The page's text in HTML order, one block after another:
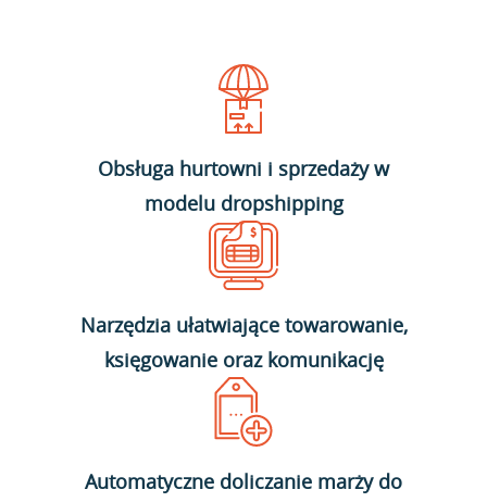
Obsługa hurtowni i sprzedaży w
modelu dropshipping
Narzędzia ułatwiające towarowanie,
księgowanie oraz komunikację
Automatyczne doliczanie marży do